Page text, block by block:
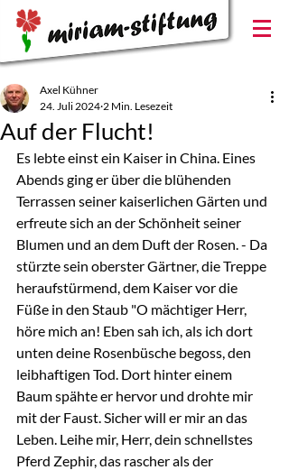
Auf der Flucht!
Axel Kühner
24. Juli 2024 2 Min. Lesezeit
Es lebte einst ein Kaiser in China. Eines
Abends ging er über die blühenden
Terrassen seiner kaiserlichen Gärten und
erfreute sich an der Schönheit seiner
Blumen und an dem Duft der Rosen. - Da
stürzte sein oberster Gärtner, die Treppe
heraufstürmend, dem Kaiser vor die
Füße in den Staub "O mächtiger Herr,
höre mich an! Eben sah ich, als ich dort
unten deine Rosenbüsche begoss, den
leibhaftigen Tod. Dort hinter einem
Baum spähte er hervor und drohte mir
mit der Faust. Sicher will er mir an das
Leben. Leihe mir, Herr, dein schnellstes
Pferd Zephir, das rascher als der